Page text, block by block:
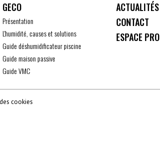
GECO
Présentation
L'humidité, causes et solutions
Guide déshumidificateur piscine
Guide maison passive
Guide VMC
ACTUALITÉS
CONTACT
ESPACE PRO
cookies